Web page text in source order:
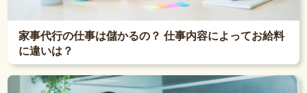
家事代行の仕事は儲かるの？ 仕事内容によってお給料
に違いは？